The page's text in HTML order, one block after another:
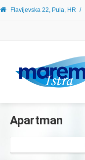
Flavijevska 22, Pula, HR /
Apartman